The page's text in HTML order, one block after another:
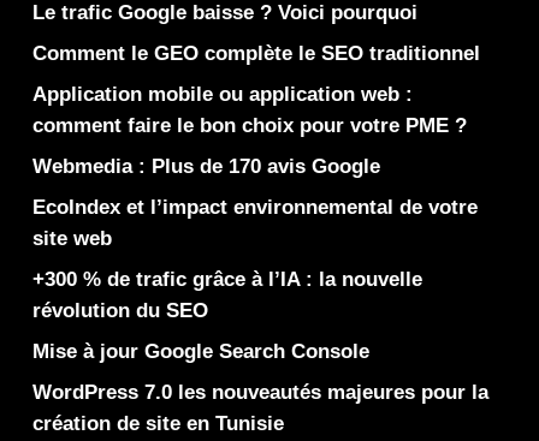
Le trafic Google baisse ? Voici pourquoi
Comment le GEO complète le SEO traditionnel
Application mobile ou application web :
comment faire le bon choix pour votre PME ?
Webmedia : Plus de 170 avis Google
EcoIndex et l’impact environnemental de votre
site web
+300 % de trafic grâce à l’IA : la nouvelle
révolution du SEO
Mise à jour Google Search Console
WordPress 7.0 les nouveautés majeures pour la
création de site en Tunisie